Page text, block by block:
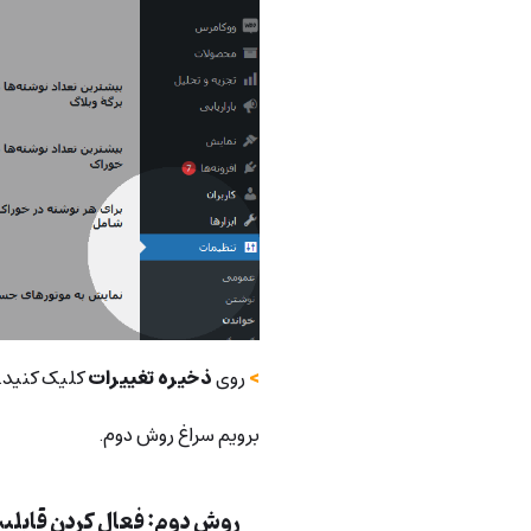
>رویذخیره تغییراتکلیک کنید.
برویم سراغ روش دوم.